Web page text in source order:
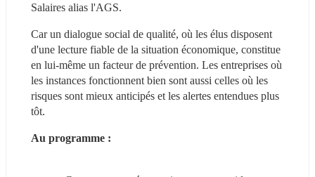
Salaires alias l'AGS.
Car un dialogue social de qualité, où les élus disposent
d'une lecture fiable de la situation économique, constitue
en lui-même un facteur de prévention. Les entreprises où
les instances fonctionnent bien sont aussi celles où les
risques sont mieux anticipés et les alertes entendues plus
tôt.
Au programme :